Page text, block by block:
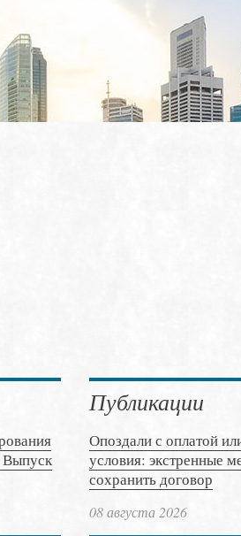
Выпуск
Публикации
Опоздали с оплатой
условия: экстренные
сохранить договор
08 августа 2026